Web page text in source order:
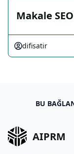
Makale
difisatir
BU
AIPRM